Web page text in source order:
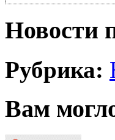
Новости
Рубрика:
Вам